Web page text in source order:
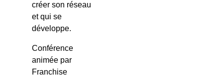
créer son réseau
et qui se
développe.
Conférence
animée par
Franchise